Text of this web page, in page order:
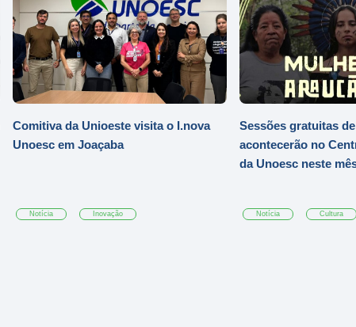
Comitiva da Unioeste visita o I.nova
Unoesc em Joaçaba
Notícia Inovação
Sessões gratuitas
acontecerão no
da Unoesc neste
Notícia Cultura